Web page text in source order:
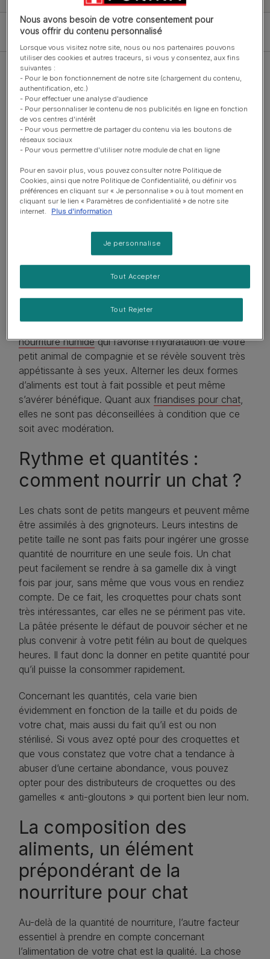
Filter
208 Résultats
Pagination
First page
1
Croquettes ou pâtée :
quelle est l’alimentation
idéale pour un chat ?
Les croquettes sont une alimentation sèche
permet au chat de se nourrir tout au long de la
journée et de la nuit (voir par ailleurs) et elles sont
recommandées en ce qui concerne l’hygiène
nourriture humidequi favorise l’hydratation de votre
petit animal de compagnie et se révèle souvent très
appétissante à ses yeux. Alterner les deux formes
d’aliments est tout à fait possible et peut même
s’avérer bénéfique. Quant aux friandises pour chat,
elles ne sont pas déconseillées à condition que ce
soit avec modération.
Rythme et quantités :
comment nourrir un chat ?
Les chats sont de petits mangeurs et peuvent même
être assimilés à des grignoteurs. Leurs intestins de
petite taille ne sont pas faits pour ingérer une grosse
quantité de nourriture en une seule fois. Un chat
peut facilement se rendre à sa gamelle dix à vingt
fois par jour, sans même que vous vous en rendiez
compte. De ce fait, les croquettes pour chats sont
très intéressantes, car elles ne se périment pas vite.
La pâtée présente le défaut de pouvoir sécher et ne
plus convenir à votre petit félin au bout de quelques
heures. Il faut donc la donner en petite quantité pour
qu’il puisse la consommer rapidement.
Concernant les quantités, cela varie bien
évidemment en fonction de la taille et du poids de
votre chat, mais aussi du fait qu’il est ou non
stérilisé. Si vous avez opté pour des croquettes et
que vous constatez que votre chat a tendance à
abuser d’une certaine abondance, vous pouvez
opter pour des distributeurs de croquettes ou des
gamelles « anti-gloutons » qui portent bien leur nom.
La composition des
aliments, un élément
prépondérant de la
nourriture pour chat
Au-delà de la quantité de nourriture, l’autre facteur
essentiel à prendre en compte concernant
l’alimentation de votre chat est la qualité. La chose
Nous avons besoin de votre consentement pour
vous offrir du contenu personnalisé
Lorsque vous visitez notre site, nous ou nos partenaires pouvons
utiliser des cookies et autres traceurs, si vous y consentez, aux fins
suivantes :
- Pour le bon fonctionnement de notre site (chargement du contenu,
authentification, etc.)
- Pour effectuer une analyse d'audience
- Pour personnaliser le contenu de nos publicités en ligne en fonction
de vos centres d'intérêt
- Pour vous permettre de partager du contenu via les boutons de
réseaux sociaux
- Pour vous permettre d'utiliser notre module de chat en ligne
Pour en savoir plus, vous pouvez consulter notre Politique de
Cookies, ainsi que notre Politique de Confidentialité, ou définir vos
préférences en cliquant sur « Je personnalise » ou à tout moment en
cliquant sur le lien « Paramètres de confidentialité » de notre site
internet.
Plus d'information
Je personnalise
Tout Rejeter
Tout Accepter